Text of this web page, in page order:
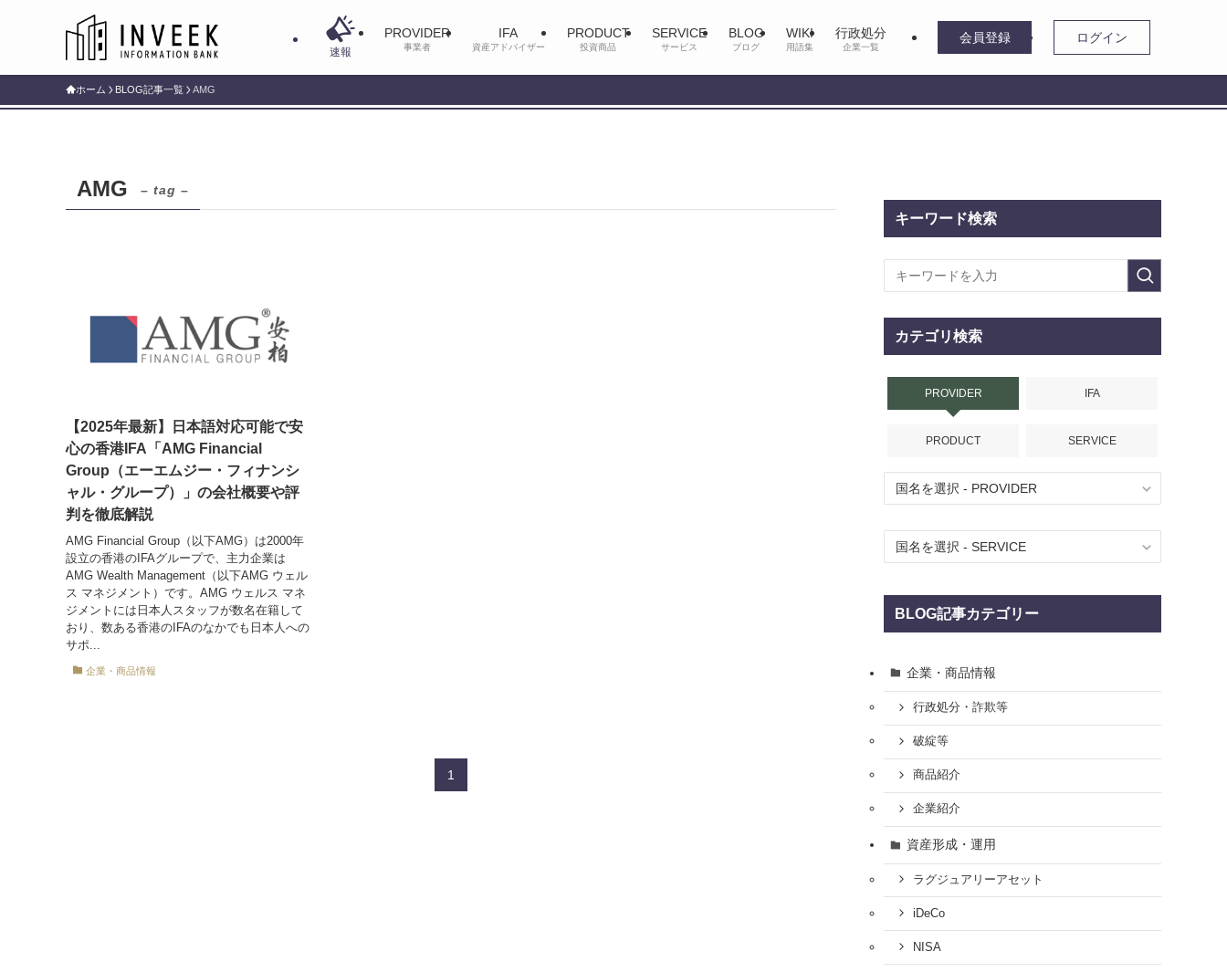
速報
PROVIDER
事業者
IFA
資産アドバイザー
PRODUCT
投資商品
SERVICE
サービス
BLOG
ブログ
WIKI
用語集
行政処分
企業一覧
会員登録 ログイン
ホーム BLOG記事一覧 AMG
AMG – tag –
【2025年最新】日本語対応可能で安
心の香港IFA「AMG Financial
Group（エーエムジー・フィナンシ
ャル・グループ）」の会社概要や評
判を徹底解説
AMG Financial Group（以下AMG）は2000年
設立の香港のIFAグループで、主力企業は
AMG Wealth Management（以下AMG ウェル
ス マネジメント）です。AMG ウェルス マネ
ジメントには日本人スタッフが数名在籍して
おり、数ある香港のIFAのなかでも日本人への
サポ...
企業・商品情報
1
キーワード検索
カテゴリ検索
PROVIDER IFA
PRODUCT SERVICE
BLOG記事カテゴリー
企業・商品情報
行政処分・詐欺等
破綻等
商品紹介
企業紹介
資産形成・運用
ラグジュアリーアセット
iDeCo
NISA